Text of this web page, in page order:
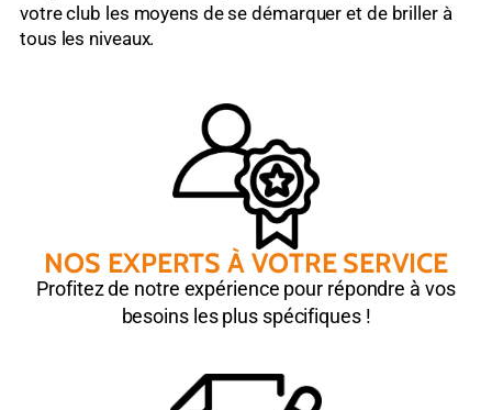
votre club les moyens de se démarquer et de briller à
tous les niveaux.
NOS EXPERTS À VOTRE SERVICE
Profitez de notre expérience pour répondre à vos
besoins les plus spécifiques !